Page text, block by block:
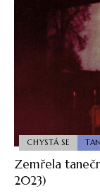
CHYSTÁ SE
Zemřela
2023)